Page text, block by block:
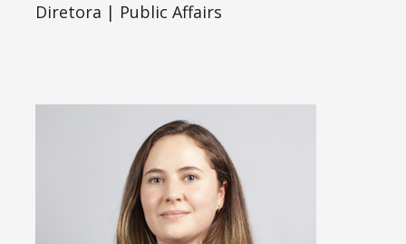
Diretora | Public Affairs